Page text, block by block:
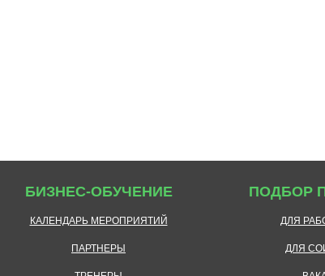
БИЗНЕС-ОБУЧЕНИЕ
КАЛЕНДАРЬ МЕРОПРИЯТИЙ
ПАРТНЕРЫ
ПОДБОР
ДЛЯ
ДЛЯ